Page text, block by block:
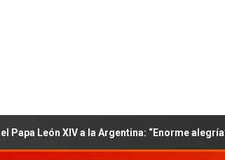
XIV a la Argentina: “Enorme alegría”